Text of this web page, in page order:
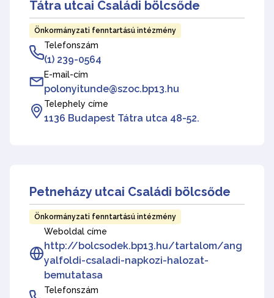
Tátra utcai Családi bölcsőde
Önkormányzati fenntartású intézmény
Telefonszám
(1) 239-0564
E-mail-cím
polonyitunde@szoc.bp13.hu
Telephely címe
1136 Budapest Tátra utca 48-52.
Petneházy utcai Családi bölcsőde
Önkormányzati fenntartású intézmény
Weboldal címe
http://bolcsodek.bp13.hu/tartalom/ang
yalfoldi-csaladi-napkozi-halozat-
bemutatasa
Telefonszám